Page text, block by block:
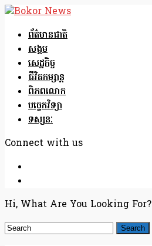
ព័ត៌មានជាតិ
សង្គម
សេដ្ឋកិច្ច
ជីវិតកម្សាន្ត
ពិភពលោក
បច្ចេកវិទ្យា
ទស្សនៈ
Connect with us
Hi, What Are You Looking For?